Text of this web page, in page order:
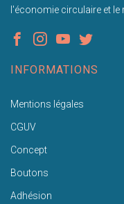
l'économie circulaire et
INFORMATIONS
Mentions légales
CGUV
Concept
Boutons
Adhésion